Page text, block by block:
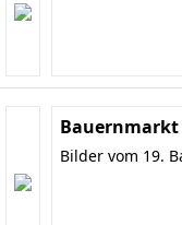
Bauernmarkt
Bilder vom 19.